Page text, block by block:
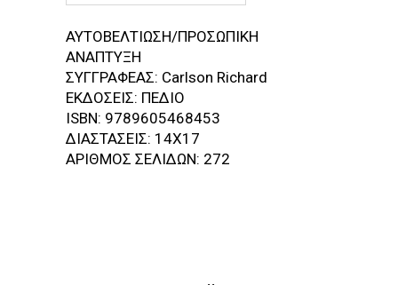
ΑΥΤΟΒΕΛΤΙΩΣΗ/ΠΡΟΣΩΠΙΚΗ
ΑΝΑΠΤΥΞΗ
ΣΥΓΓΡΑΦΕΑΣ: Carlson Richard
ΕΚΔΟΣΕΙΣ: ΠΕΔΙΟ
ISBN: 9789605468453
ΔΙΑΣΤΑΣΕΙΣ: 14Χ17
ΑΡΙΘΜΟΣ ΣΕΛΙΔΩΝ: 272